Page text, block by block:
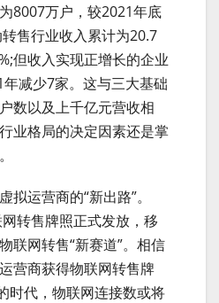
8007万户，较2021年底
售行业收入累计为20.7
但收入实现正增长的企业
减少7家。这与三大基础
数以及上千亿元营收相
业格局的决定因素还是掌
运营商的“新出路”。
转售牌照正式发放，移
联网转售“新赛道”。相信
营商获得物联网转售牌
时代，物联网连接数或将